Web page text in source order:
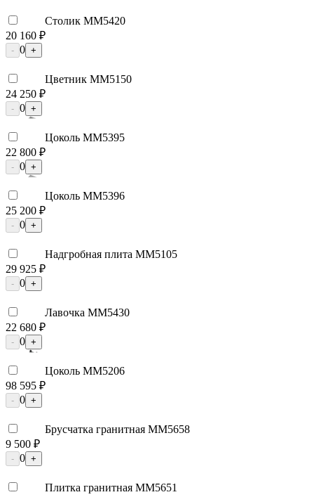
Столик ММ5420
20 160 ₽
- 0 +
Цветник ММ5150
24 250 ₽
- 0 +
Цоколь ММ5395
22 800 ₽
- 0 +
Цоколь ММ5396
25 200 ₽
- 0 +
Надгробная плита ММ5105
29 925 ₽
- 0 +
Лавочка ММ5430
22 680 ₽
- 0 +
Цоколь ММ5206
98 595 ₽
- 0 +
Брусчатка гранитная ММ5658
9 500 ₽
- 0 +
Плитка гранитная ММ5651